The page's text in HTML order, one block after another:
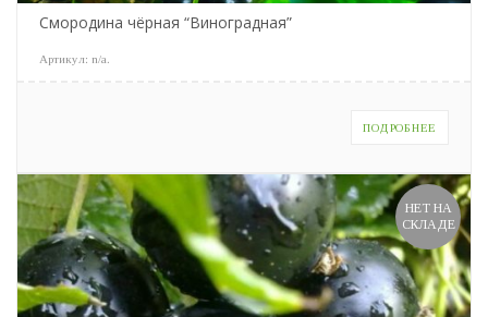
Смородина чёрная “Виноградная”
Артикул: n/a
ПОДРОБНЕЕ
НЕТ НА
СКЛАДЕ